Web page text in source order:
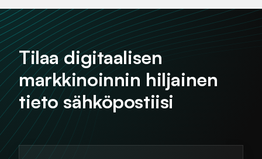
Tilaa digitaalisen
markkinoinnin hiljainen
tieto sähköpostiisi